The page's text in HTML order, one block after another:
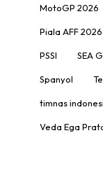
MotoGP 2026
Piala AFF 2026
PSSI SEA
Spanyol
timnas
Veda Ega